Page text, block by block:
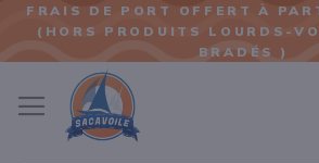
ALLER
AU
FRAIS DE PORT OFFERT À
(HORS PRODUITS LOURDS-
BRADÉS )